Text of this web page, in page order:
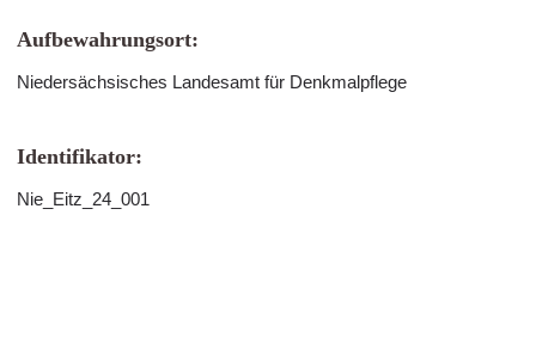
Aufbewahrungsort:
Niedersächsisches Landesamt für Denkmalpflege
Identifikator:
Nie_Eitz_24_001